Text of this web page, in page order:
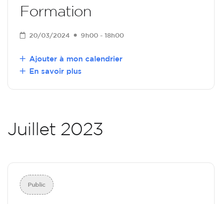
Formation
20/03/2024 9h00 - 18h00
Ajouter à mon calendrier
En savoir plus
Juillet 2023
Public